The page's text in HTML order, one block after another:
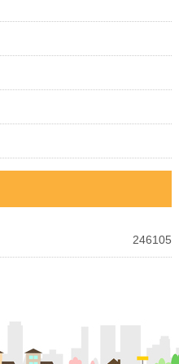
246105